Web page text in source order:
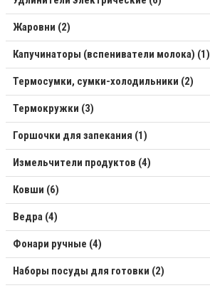
Жаровни (2)
Капучинаторы (вспениватели молока) (1)
Термосумки, сумки-холодильники (2)
Термокружки (3)
Горшочки для запекания (1)
Измельчители продуктов (4)
Ковши (6)
Ведра (4)
Фонари ручные (4)
Наборы посуды для готовки (2)